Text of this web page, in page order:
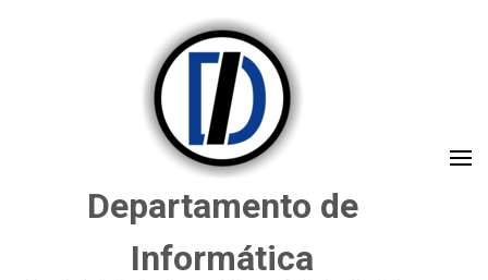
Departamento de
Informática